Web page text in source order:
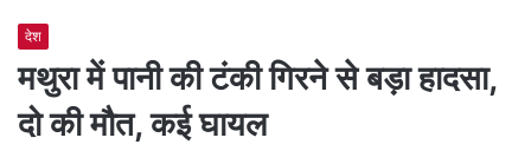
देश
मथुरा में पानी की टंकी गिरने से बड़ा हादसा,
दो की मौत, कई घायल